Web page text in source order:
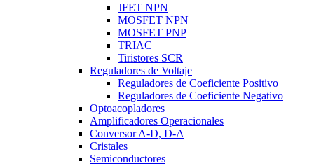
JFET NPN
MOSFET NPN
MOSFET PNP
TRIAC
Tiristores SCR
Reguladores de Voltaje
Reguladores de Coeficiente Positivo
Reguladores de Coeficiente Negativo
Optoacopladores
Amplificadores Operacionales
Conversor A-D, D-A
Cristales
Semiconductores